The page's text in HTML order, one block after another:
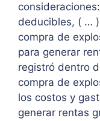
deducibles, ( …
compra de
para generar
registró dentro
compra de
los costos y
generar rentas